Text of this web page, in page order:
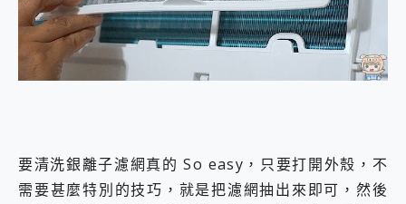
要清洗銀離子濾網真的 So easy，只要打開外殼，不
需要甚麼特別的技巧，就是把濾網抽出來即可，然後